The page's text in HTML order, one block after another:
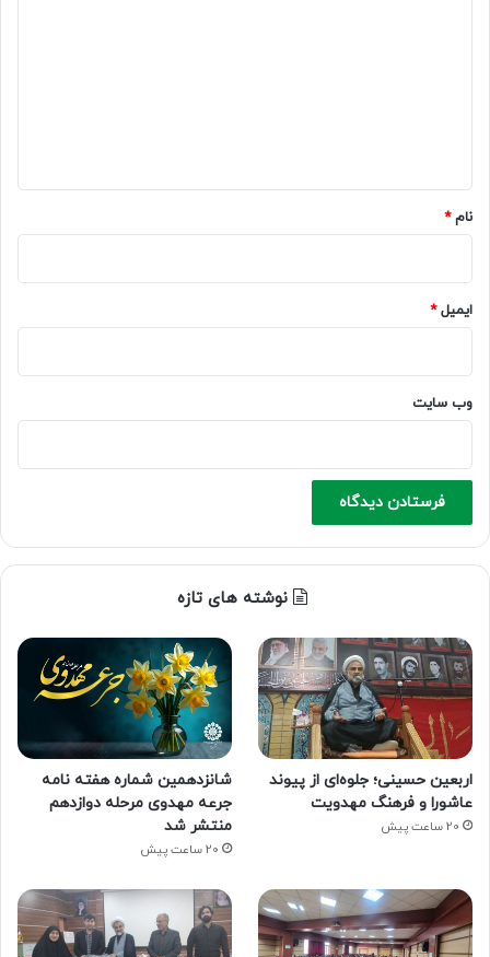
نام*
ایمیل*
وب‌ سایت
نوشته های تازه
اربعین حسینی؛ جلوه‌ای از پیوند
عاشورا و فرهنگ مهدویت
20 ساعت پیش
شانزدهمین شماره هفته‌ نامه
جرعه مهدوی مرحله دوازدهم
منتشر شد
20 ساعت پیش